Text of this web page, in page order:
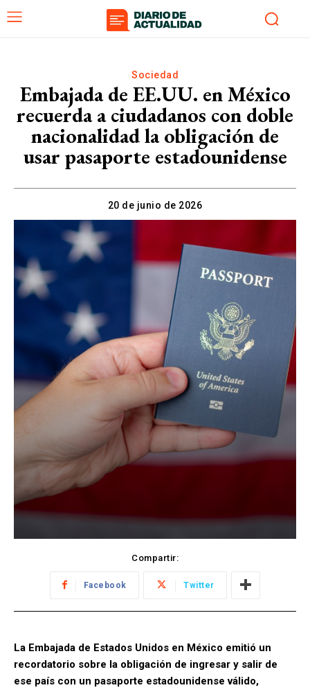
Sociedad
Embajada de EE.UU. en México
recuerda a ciudadanos con doble
nacionalidad la obligación de
usar pasaporte estadounidense
20 de junio de 2026
Compartir:
Facebook Twitter
La Embajada de Estados Unidos en México emitió un
recordatorio sobre la obligación de ingresar y salir de
ese país con un pasaporte estadounidense válido,